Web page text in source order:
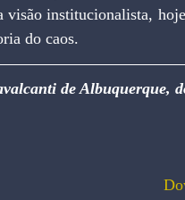
visão institucionalista,
do caos.
de Albuquerque,